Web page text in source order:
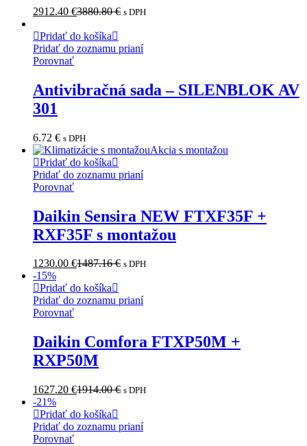
2912.40 €3880.80€ s DPH
Pridať do košíka
Pridať do zoznamu prianí
Porovnať
Antivibračná sada – SILENBLOK AV
301
6.72 € s DPH
Akcia s montažou
Pridať do košíka
Pridať do zoznamu prianí
Porovnať
Daikin Sensira NEW FTXF35F +
RXF35F s montažou
1230.00 €1487.16€ s DPH
-15%
Pridať do košíka
Pridať do zoznamu prianí
Porovnať
Daikin Comfora FTXP50M +
RXP50M
1627.20 €1914.00€ s DPH
-21%
Pridať do košíka
Pridať do zoznamu prianí
Porovnať